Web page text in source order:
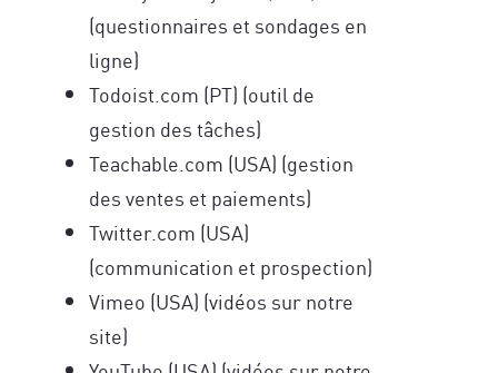
(questionnaires et sondages en
ligne)
Todoist.com (PT) (outil de
gestion des tâches)
Teachable.com (USA) (gestion
des ventes et paiements)
Twitter.com (USA)
(communication et prospection)
Vimeo (USA) (vidéos sur notre
site)
Recevez un concentré de techniques issues
de stratégies de réussite des neurosciences
et de la cohérence cardiaque et notre vidéo
de coaching, pourdévelopper votre
business tout en étant profondément
aligné(e) avec ce que vous souhaitez
accomplir.
Recevez des conseils exclusifs issus des
neurosciences, de l’épigénétique et des
découvertes en transformation humaine,
directement applicables à vos projets.
Accédez en avant-première à nos
formations, techniques avancées,
séminaires et aux coulisses de nos
recherches et explorations à travers le
monde.